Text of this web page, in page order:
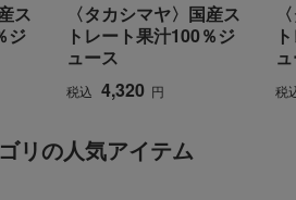
ス
ジ
〈タカシマヤ〉国産ス
トレート果汁100％ジ
ュース
税込 4,320 円 税
リの人気アイテム